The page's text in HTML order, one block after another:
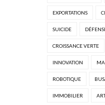
EXPORTATIONS
SUICIDE
CROISSANCE VERTE
INNOVATION
ROBOTIQUE
IMMOBILIER